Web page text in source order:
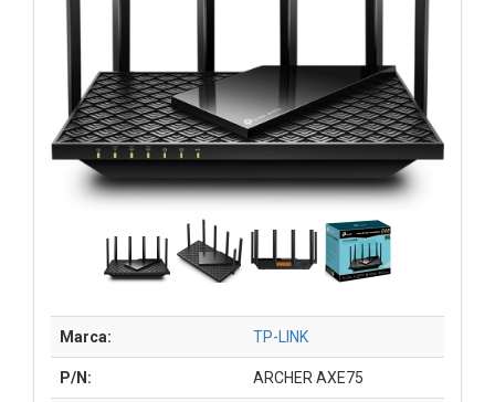
Marca: TP-LINK
P/N: ARCHER AXE75